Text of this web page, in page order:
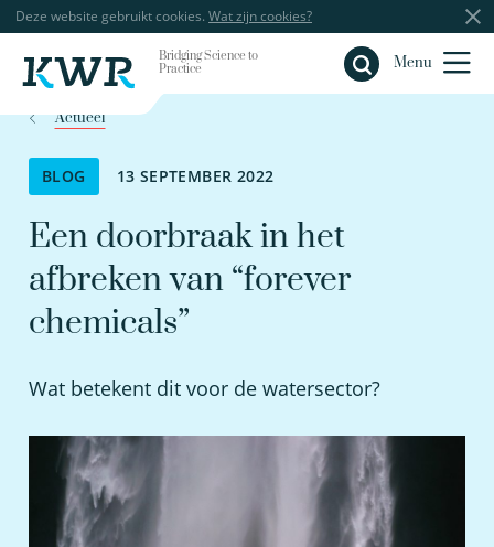
Deze website gebruikt cookies. Wat zijn cookies?
Bridging Science to
Practice
Menu
Sluiten
Actueel
BLOG 13 SEPTEMBER 2022
Een doorbraak in het
afbreken van “forever
chemicals”
Wat betekent dit voor de watersector?